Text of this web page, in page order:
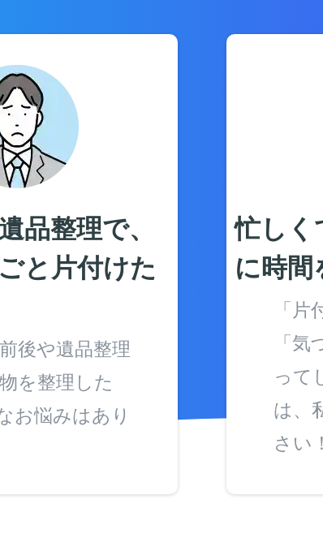
品整理で、
と片付けた
後や遺品整理
を整理した
お悩みはあり
忙しく
に時
「
「
って
は、
さい！